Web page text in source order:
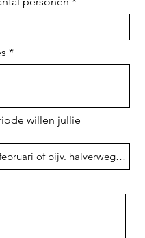
willen jullie